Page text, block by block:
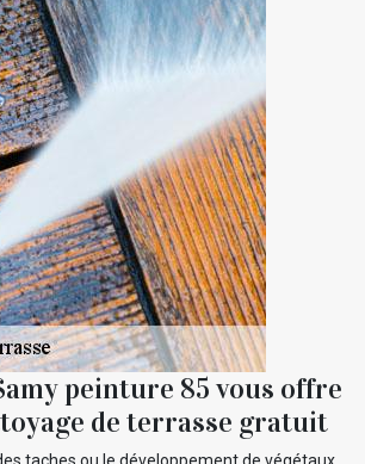
peinture 85 vous offre
de terrasse gratuit
taches ou le développement de végétaux